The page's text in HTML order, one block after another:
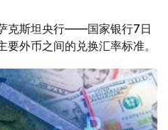
克斯坦央行——国家银行7日
外币之间的兑换汇率标准。